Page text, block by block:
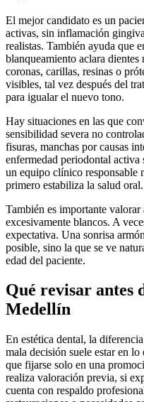
El mejor candidato es un
activas, sin inflamación
realistas. También ayuda que
blanqueamiento aclara
coronas, carillas, resinas o
visibles, tal vez después del
para igualar el nuevo tono.
Hay situaciones en las que
sensibilidad severa no
fisuras, manchas por causas
enfermedad periodontal activa
un equipo clínico responsable
primero estabiliza la salud oral.
También es importante valorar
excesivamente blancos. A
expectativa. Una sonrisa
posible, sino la que se ve
edad del paciente.
Qué revisar antes
Medellín
En estética dental, la
mala decisión suele estar en lo
que fijarse solo en una
realiza valoración previa, si
cuenta con respaldo